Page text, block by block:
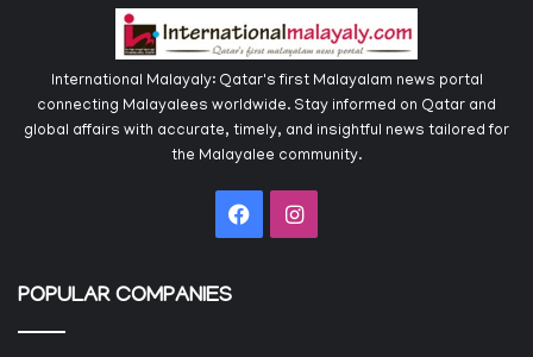
International Malayaly: Qatar's first Malayalam news portal
connecting Malayalees worldwide. Stay informed on Qatar and
global affairs with accurate, timely, and insightful news tailored for
the Malayalee community.
FacebookInstagram
POPULAR COMPANIES